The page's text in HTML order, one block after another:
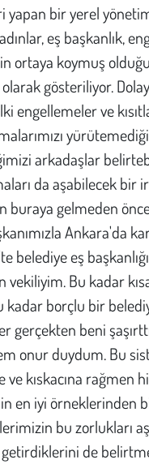
yapan bir yerel
eş başkanlık,
ortaya koymuş
gösteriliyor.
engellemeler ve
arkadaşlar
da aşabilecek bir
buraya gelmeden
Ankara'da
belediye eş
vekiliyim. Bu kadar
kadar borçlu bir
gerçekten beni
onur duydum. Bu
ve kıskacına rağmen
en iyi örneklerinden
bu zorlukları
de